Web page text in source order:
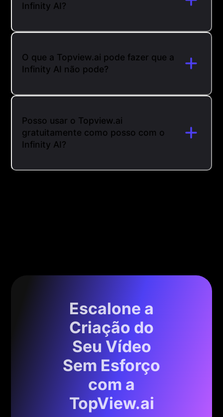
Infinity AI?
O que a Topview.ai pode fazer que a
Infinity AI não pode?
Posso usar o Topview.ai
gratuitamente como posso com o
Infinity AI?
Escalone a
Criação do
Seu Vídeo
Sem Esforço
com a
TopView.ai